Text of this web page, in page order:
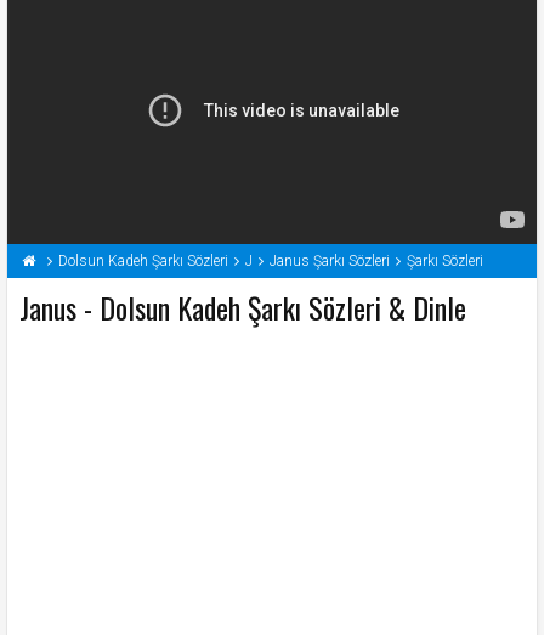
31 May
2025
Dolsun Kadeh Şarkı Sözleri J Janus Şarkı Sözleri Şarkı Sözleri
Janus - Dolsun Kadeh Şarkı Sözleri & Dinle